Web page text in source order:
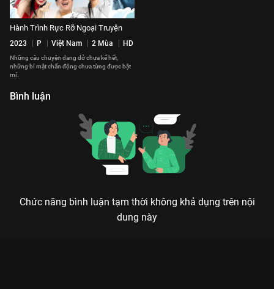
Hành Trình Rực Rỡ Ngoại Truyện
2023 P Việt Nam 2 Mùa HD
Những câu chuyện dang dở chưa kể hết,
những bí mật chấn động chưa từng được bật
mí.
Bình luận
Chức năng bình luận tạm thời không khả dụng trên nội
dung này